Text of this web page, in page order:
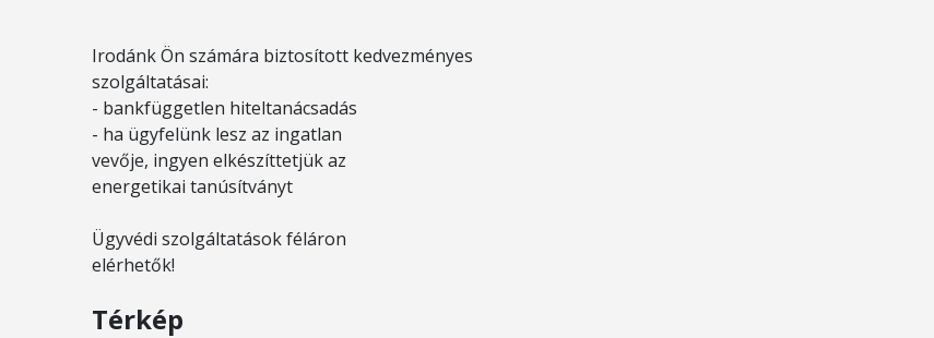
Irodánk Ön számára biztosított kedvezményes
szolgáltatásai:
- bankfüggetlen hiteltanácsadás
- ha ügyfelünk lesz az ingatlan
vevője, ingyen elkészíttetjük az
energetikai tanúsítványt
Ügyvédi szolgáltatások féláron
elérhetők!
Térkép